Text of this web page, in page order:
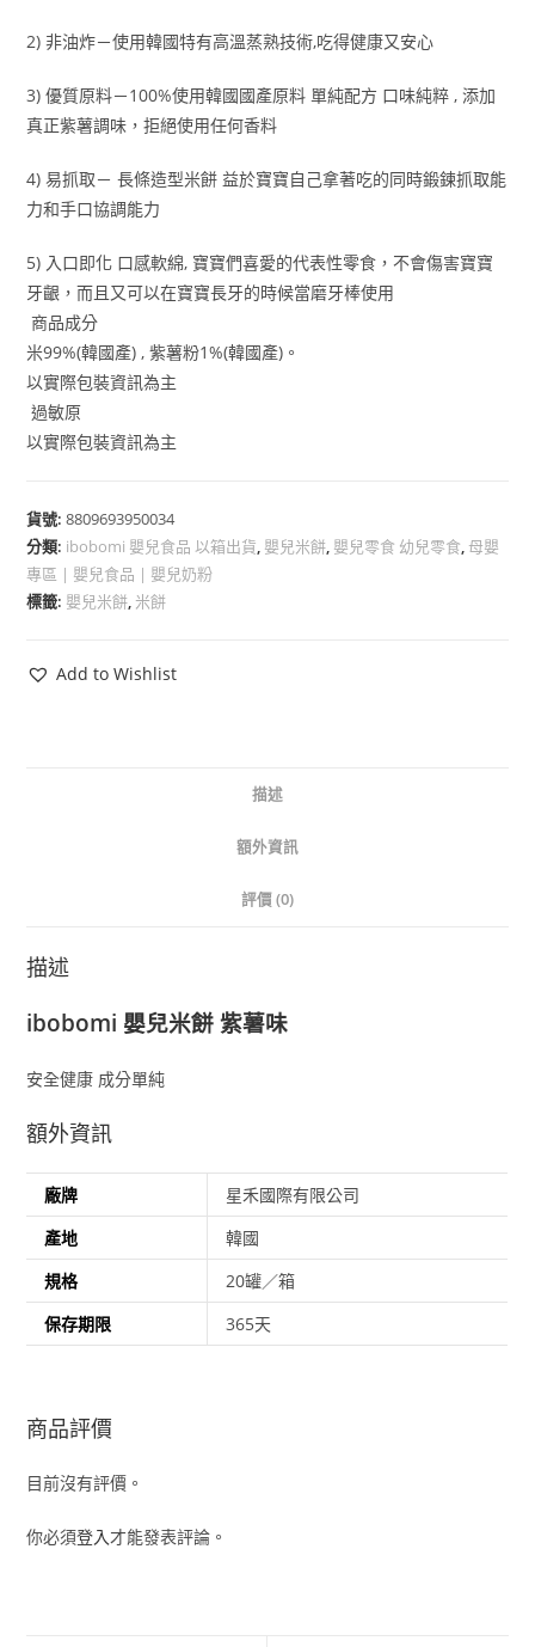
2)非油炸－使用韓國特有高溫蒸熟技術,吃得健康又安心
3)優質原料－100%使用韓國國產原料 單純配方 口味純粹 , 添加
真正紫薯調味，拒絕使用任何香料
4)易抓取－ 長條造型米餅 益於寶寶自己拿著吃的同時鍛鍊抓取能
力和手口協調能力
5) 入口即化 口感軟綿, 寶寶們喜愛的代表性零食，不會傷害寶寶
牙齦，而且又可以在寶寶長牙的時候當磨牙棒使用
商品成分
米99%(韓國產) , 紫薯粉1%(韓國產)。
以實際包裝資訊為主
過敏原
以實際包裝資訊為主
貨號:8809693950034
分類: ibobomi 嬰兒食品 以箱出貨, 嬰兒米餅, 嬰兒零食 幼兒零食, 母嬰
專區 | 嬰兒食品 | 嬰兒奶粉
標籤: 嬰兒米餅, 米餅
Add to Wishlist
描述
額外資訊
評價 (0)
描述
ibobomi 嬰兒米餅 紫薯味
安全健康 成分單純
額外資訊
廠牌
星禾國際有限公司
產地
韓國
規格
20罐／箱
保存期限
365天
商品評價
目前沒有評價。
你必須登入才能發表評論。